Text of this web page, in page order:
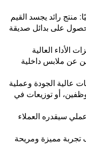
منتج رائد يجسد القيم
على بدائل صديقة
الأداء العالية
عن ملابس داخلية
عالية الجودة وعملية
أو توزيعات في
سيقدره العملاء
تجربة مميزة ومريحة